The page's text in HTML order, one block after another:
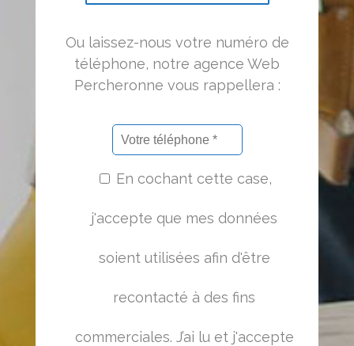
Ou laissez-nous votre numéro de
téléphone, notre agence Web
Percheronne vous rappellera :
En cochant cette case,
j'accepte que mes données
soient utilisées afin d'être
recontacté à des fins
commerciales. J’ai lu et j'accepte